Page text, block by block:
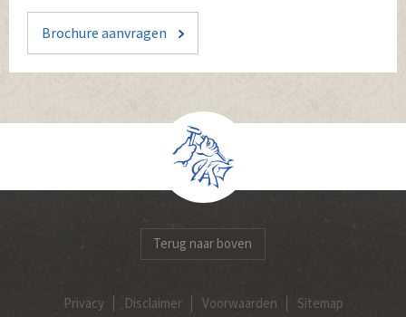
Brochure aanvragen
Terug naar boven
Privacy Disclaimer Voorwaarden Sitemap